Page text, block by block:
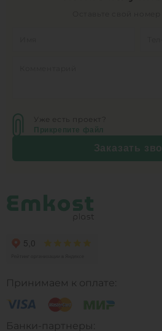
Уже есть проект?
Прикрепите файл
Заказать
Принимаем к оплате:
Банки-партнеры: